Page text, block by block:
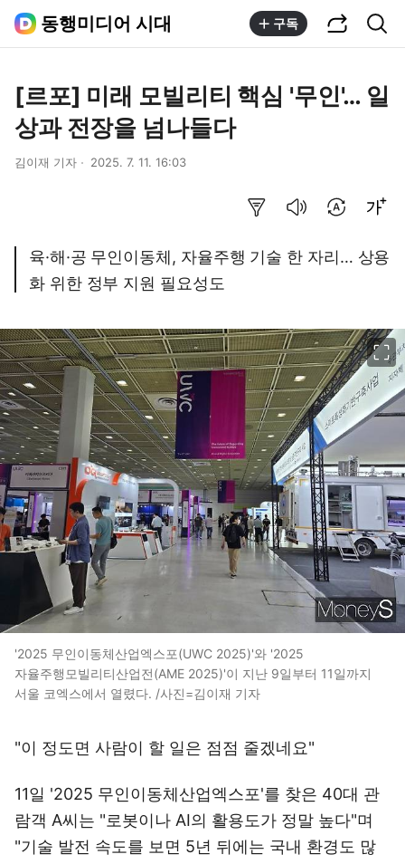
동행미디어 시대 구독
[르포] 미래 모빌리티 핵심 '무인'… 일
상과 전장을 넘나들다
김이재 기자 2025. 7. 11. 16:03
육·해·공 무인이동체, 자율주행 기술 한 자리… 상용
화 위한 정부 지원 필요성도
'2025 무인이동체산업엑스포(UWC 2025)'와 '2025
자율주행모빌리티산업전(AME 2025)'이 지난 9일부터 11일까지
서울 코엑스에서 열렸다. /사진=김이재 기자
"이 정도면 사람이 할 일은 점점 줄겠네요"
11일 '2025 무인이동체산업엑스포'를 찾은 40대 관
람객 A씨는 "로봇이나 AI의 활용도가 정말 높다"며
"기술 발전 속도를 보면 5년 뒤에는 국내 환경도 많